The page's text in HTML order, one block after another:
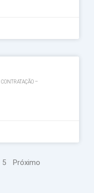
–
5 Próximo